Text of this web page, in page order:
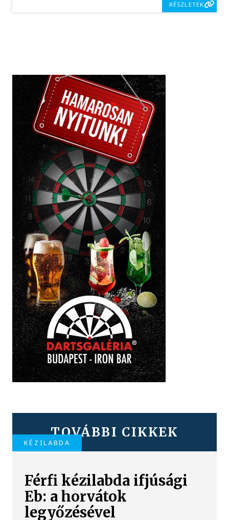
RÉSZLETEK
TOVÁBBI CIKKEK
KÉZILABDA
Férfi kézilabda ifjúsági
Eb: a horvátok
legyőzésével